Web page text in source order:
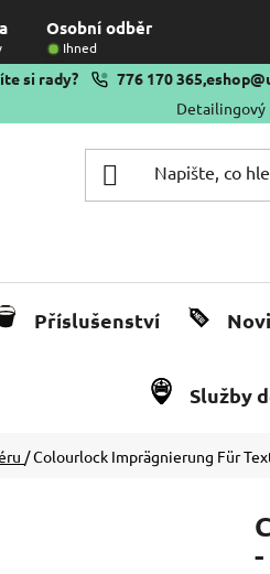
Osobní odběr
Ihned
si rady? 776 170 365,
Detailingový
Příslušenství
Služby
/Colourlock Imprägnierung Für